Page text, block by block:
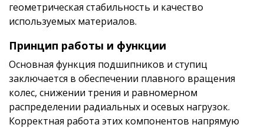
геометрическая стабильность и качество
используемых материалов.
Принцип работы и функции
Основная функция подшипников и ступиц
заключается в обеспечении плавного вращения
колес, снижении трения и равномерном
распределении радиальных и осевых нагрузок.
Корректная работа этих компонентов напрямую